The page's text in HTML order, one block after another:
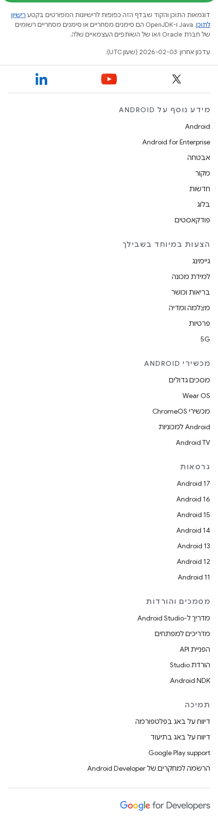
דוגמאות התוכן והקוד שבדף הזה כפופות לרישיונות המפורטים בקטע רישיון
לתוכן
.‏ Java ו-OpenJDK הם סימנים מסחריים או סימנים מסחריים רשומים
של חברת Oracle ו/או של השותפים העצמאיים שלה.
עדכון אחרון: 2026-02-03 (שעון UTC).
מידע נוסף על ANDROID
Android
Android for Enterprise
אבטחה
מקור
חדשות
בלוג
פודקאסטים
הצעות במיוחד בשבילך
גיימינג
למידת מכונה
בריאות וכושר
מצלמה ומדיה
פרטיות
5G
מכשירי ANDROID
מסכים גדולים
Wear OS
מכשירי ChromeOS
Android למכוניות
Android TV
גרסאות
Android 17
Android 16
Android 15
Android 14
Android 13
Android 12
Android 11
מסמכים והורדות
מדריך ל-Android Studio
מדריכים למפתחים
הפניית API
הורדת Studio
Android NDK
תמיכה
דיווח על באג בפלטפורמה
דיווח על באג בתיעוד
Google Play support
הרשמה למחקרים של Android Developer